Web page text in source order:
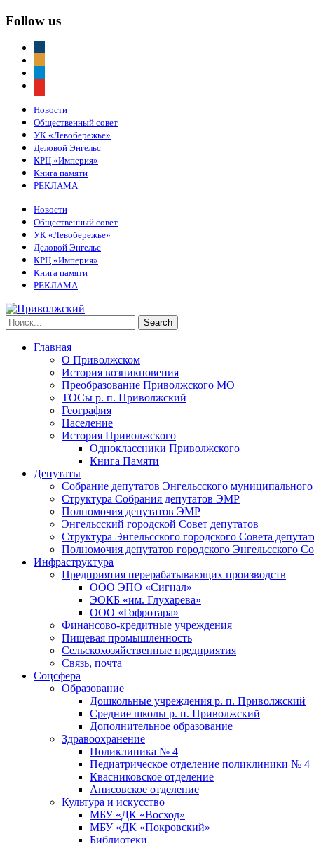
Follow us
Новости
Общественный совет
УК «Левобережье»
Деловой Энгельс
КРЦ «Империя»
Книга памяти
РЕКЛАМА
Новости
Общественный совет
УК «Левобережье»
Деловой Энгельс
КРЦ «Империя»
Книга памяти
РЕКЛАМА
Главная
О Приволжском
История возникновения
Преобразование Приволжского МО
ТОСы р. п. Приволжский
География
Население
История Приволжского
Одноклассники Приволжского
Книга Памяти
Депутаты
Собрание депутатов Энгельсского
Структура Собрания депутатов ЭМР
Полномочия депутатов ЭМР
Энгельсский городской Совет депутатов
Структура Энгельсского городского Совета
Полномочия депутатов городского Энгельсского
Инфраструктура
Предприятия перерабатывающих производств
ООО ЭПО «Сигнал»
ЭОКБ «им. Глухарева»
ООО «Гофротара»
Финансово-кредитные учреждения
Пищевая промышленность
Сельскохозяйственные предприятия
Связь, почта
Соцсфера
Образование
Дошкольные учреждения р. п. Приволжский
Средние школы р. п. Приволжский
Дополнительное образование
Здравоохранение
Поликлиника № 4
Педиатрическое отделение поликлиники № 4
Квасниковское отделение
Анисовское отделение
Культура и искусство
МБУ «ДК «Восход»
МБУ «ДК «Покровский»
Библиотеки